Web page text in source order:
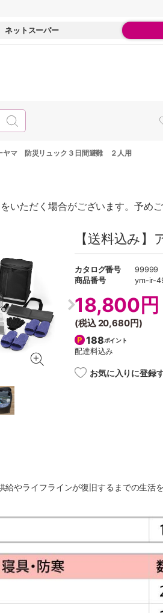
ネットスーパー
ヤマ 防災リュック３日間避難 ２人用
いただく場合がございます。予めご
【送料込み
カタログ番号
99999
商品番号
ym-ir-
18,800円
(税込20,680円)
188ポイント
配達料込み
お気に入りに登録
給やライフラインが復旧するまでの生活